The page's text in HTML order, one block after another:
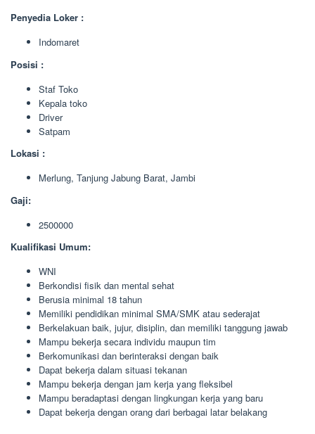
Penyedia Loker :
Indomaret
Posisi :
Staf Toko
Kepala toko
Driver
Satpam
Lokasi :
Merlung, Tanjung Jabung Barat, Jambi
Gaji:
2500000
Kualifikasi Umum:
WNI
Berkondisi fisik dan mental sehat
Berusia minimal 18 tahun
Memiliki pendidikan minimal SMA/SMK atau sederajat
Berkelakuan baik, jujur, disiplin, dan memiliki tanggung jawab
Mampu bekerja secara individu maupun tim
Berkomunikasi dan berinteraksi dengan baik
Dapat bekerja dalam situasi tekanan
Mampu bekerja dengan jam kerja yang fleksibel
Mampu beradaptasi dengan lingkungan kerja yang baru
Dapat bekerja dengan orang dari berbagai latar belakang